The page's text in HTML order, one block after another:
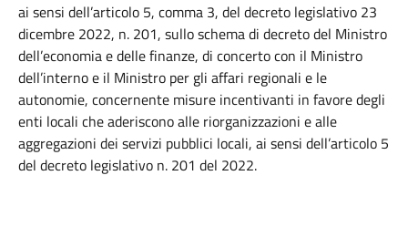
ai sensi dell’articolo 5, comma 3, del decreto legislativo 23
dicembre 2022, n. 201, sullo schema di decreto del Ministro
dell’economia e delle finanze, di concerto con il Ministro
dell’interno e il Ministro per gli affari regionali e le
autonomie, concernente misure incentivanti in favore degli
enti locali che aderiscono alle riorganizzazioni e alle
aggregazioni dei servizi pubblici locali, ai sensi dell’articolo 5
del decreto legislativo n. 201 del 2022.